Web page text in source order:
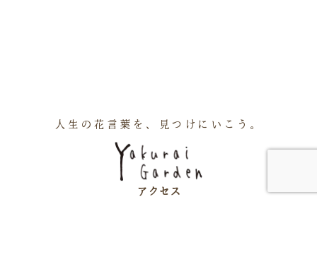
人生の花言葉を、見つけにいこう。
アクセス